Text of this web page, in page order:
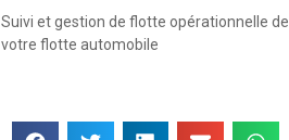
Suivi et gestion de flotte opérationnelle de
votre flotte automobile